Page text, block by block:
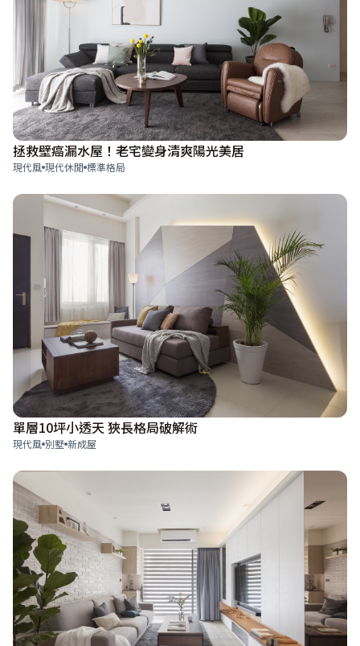
拯救壁癌漏水屋！老宅變身清爽陽光美居
現代風 現代休閒 標準格局
單層10坪小透天 狹長格局破解術
現代風 別墅 新成屋